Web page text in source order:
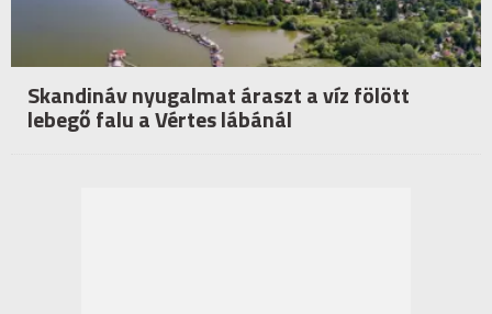
Skandináv nyugalmat áraszt a víz fölött
lebegő falu a Vértes lábánál